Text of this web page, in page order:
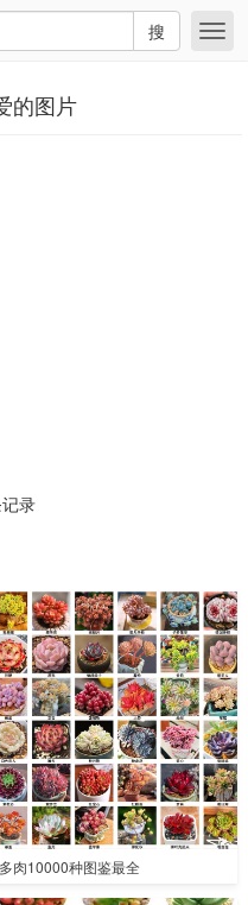
搜
的图片
录
多肉10000种图鉴最全